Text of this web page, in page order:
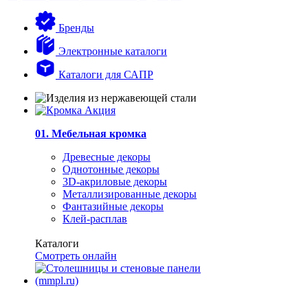
Бренды
Электронные каталоги
Каталоги для САПР
01. Мебельная кромка
Древесные декоры
Однотонные декоры
3D-акриловые декоры
Металлизированные декоры
Фантазийные декоры
Клей-расплав
Каталоги
Смотреть онлайн